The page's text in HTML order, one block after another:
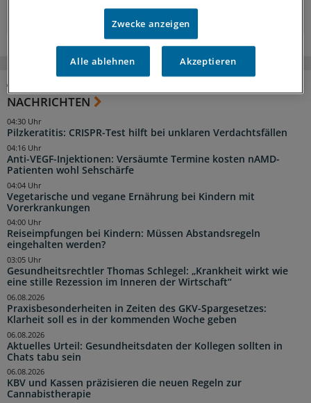
Kostenlos registrieren »
NACHRICHTEN
Pilzkeratitis: CRISPR-Test hilft bei unklaren Verdachtsfällen
04:30 Uhr
Anti-VEGF-Injektionen: Versäumte Termine kosten nAMD-
Patienten wohl Sehschärfe
04:16 Uhr
Vegetarische und vegane Ernährung bei Kindern mit
Vorerkrankungen
04:04 Uhr
Reiseimpfungen bei Kindern: Müssen Abstandsregeln
eingehalten werden?
04:00 Uhr
Gesundheitsrechtler Thomas Schlegel: „Krankheit wirkt wie
eine stille Rezession im Inneren der Wirtschaft“
03:05 Uhr
Praxisbesonderheiten in Zeiten des GKV-Spargesetzes:
Klarheit soll es in der kommenden Woche geben
06.08.2026
Aktuelles Urteil: Gesundheitsdaten der Kollegen sollten in
Chats tabu sein
06.08.2026
KBV und Kassen präzisieren die neuen Regeln zur
Cannabistherapie
06.08.2026
Zwecke anzeigen
Alle ablehnen Akzeptieren